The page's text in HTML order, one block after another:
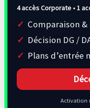
4 accès Corporate • 1
Comparaison
Décision DG /
Plans d’entrée
Activation